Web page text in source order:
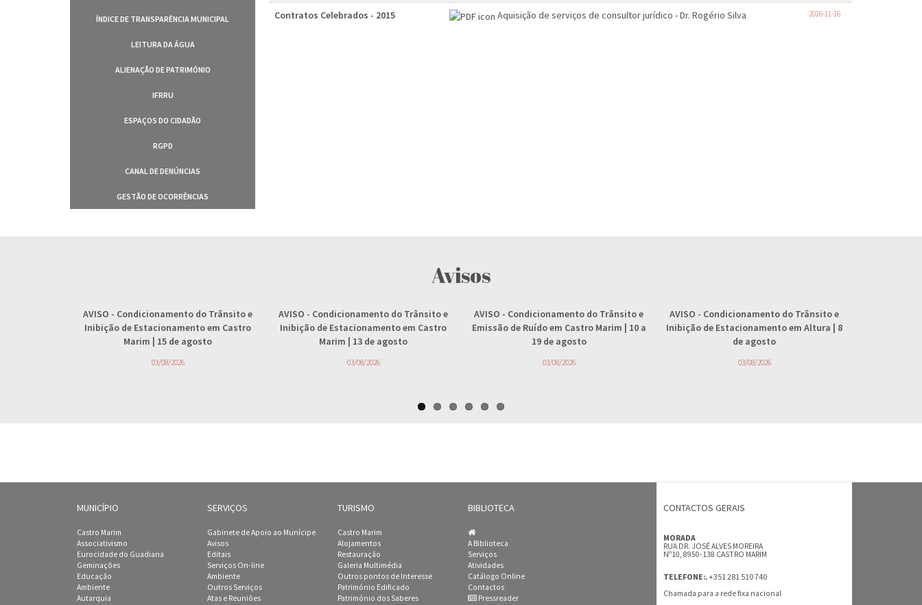
ÍNDICE DE TRANSPARÊNCIA MUNICIPAL
LEITURA DA ÁGUA
ALIENAÇÃO DE PATRIMÓNIO
IFRRU
ESPAÇOS DO CIDADÃO
RGPD
CANAL DE DENÚNCIAS
GESTÃO DE OCORRÊNCIAS
Contratos Celebrados - 2015 Aquisição de serviços de consultor jurídico - Dr. Rogério Silva 2016-11-16
Avisos
AVISO - Condicionamento do Trânsito e
Inibição de Estacionamento em Castro
Marim | 15 de agosto
03/08/2026
AVISO - Condicionamento do Trânsito e
Inibição de Estacionamento em Castro
Marim | 13 de agosto
03/08/2026
AVISO - Condicionamento do Trânsito e
Emissão de Ruído em Castro Marim | 10 a
19 de agosto
03/08/2026
AVISO - Condicionamento do Trânsito e
Inibição de Estacionamento em Altura | 8
de agosto
03/08/2026
MUNICÍPIO
Castro Marim
Associativismo
Eurocidade do Guadiana
Geminações
Educação
Ambiente
Autarquia
SERVIÇOS
Gabinete de Apoio ao Munícipe
Avisos
Editais
Serviços On-line
Ambiente
Outros Serviços
Atas e Reuniões
TURISMO
Castro Marim
Alojamentos
Restauração
Galeria Multimédia
Outros pontos de Interesse
Património Edificado
Património dos Saberes
BIBLIOTECA
A Biblioteca
Serviços
Atividades
Catálogo Online
Contactos
Pressreader
CONTACTOS GERAIS
MORADA
RUA DR. JOSÉ ALVES MOREIRA
Nº10, 8950-138 CASTRO MARIM
TELEFONE:.+351 281 510 740
Chamada para a rede fixa nacional